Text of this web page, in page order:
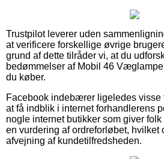
Trustpilot leverer uden
at verificere forskellige øvrige
grund af dette tilråder vi, at du
bedømmelser af Mobil 46
du køber.
Facebook indebærer ligeledes visse
at få indblik i internet forhandlerens
nogle internet butikker som giver
en vurdering af ordreforløbet, hvilket
afvejning af kundetilfredsheden.